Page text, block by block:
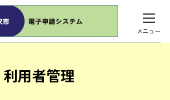
メニュー
利用者管理